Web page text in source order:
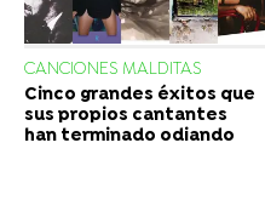
CANCIONES MALDITAS
Cinco grandes éxitos que
sus propios cantantes
han terminado odiando